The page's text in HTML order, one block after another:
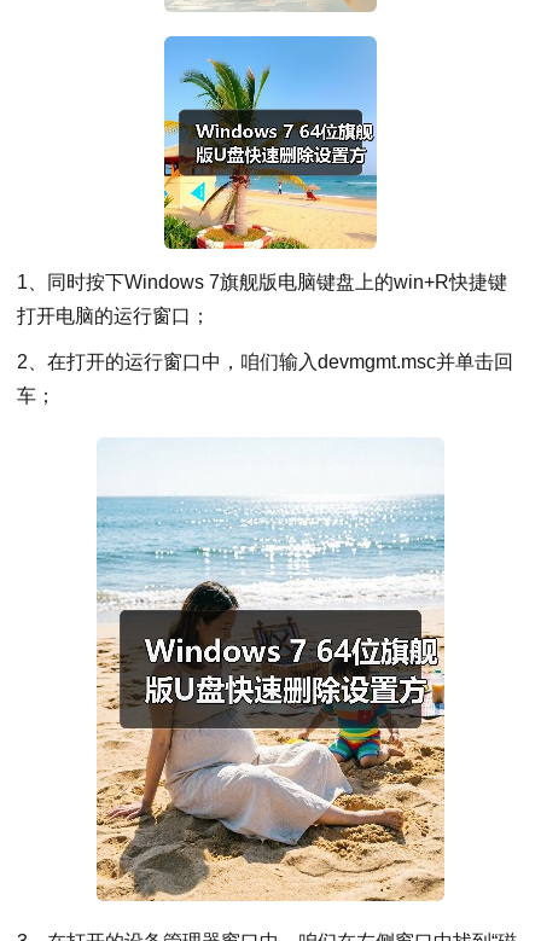
1、同时按下Windows 7旗舰版电脑键盘上的win+R快捷键
打开电脑的运行窗口；
2、在打开的运行窗口中，咱们输入devmgmt.msc并单击回
车；